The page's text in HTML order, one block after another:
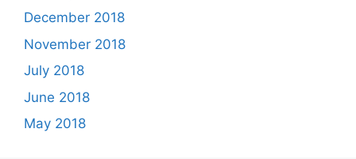
December 2018
November 2018
July 2018
June 2018
May 2018